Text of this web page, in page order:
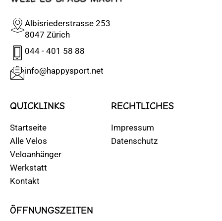
Albisriederstrasse 253
8047 Zürich
044 - 401 58 88
info@happysport.net
QUICKLINKS
Startseite
Alle Velos
Veloanhänger
Werkstatt
Kontakt
RECHTLICHES
Impressum
Datenschutz
ÖFFNUNGSZEITEN